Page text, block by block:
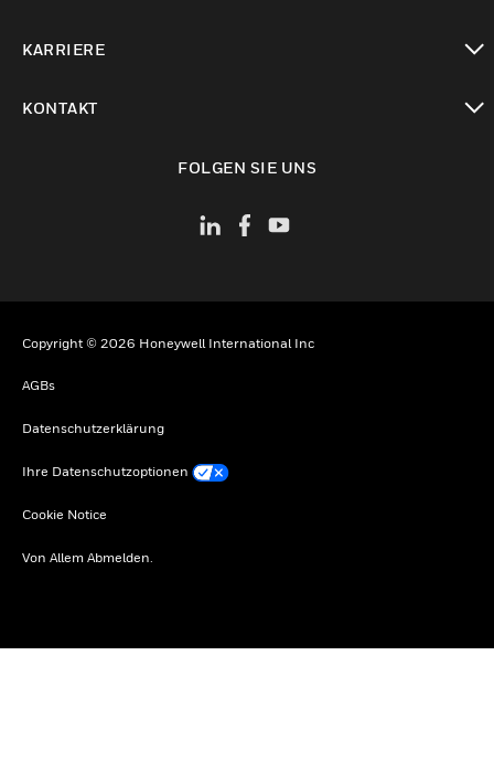
KARRIERE
KONTAKT
FOLGEN SIE UNS
Copyright © 2026 Honeywell International Inc
AGBs
Datenschutzerklärung
Ihre Datenschutzoptionen
Cookie Notice
Von Allem Abmelden.